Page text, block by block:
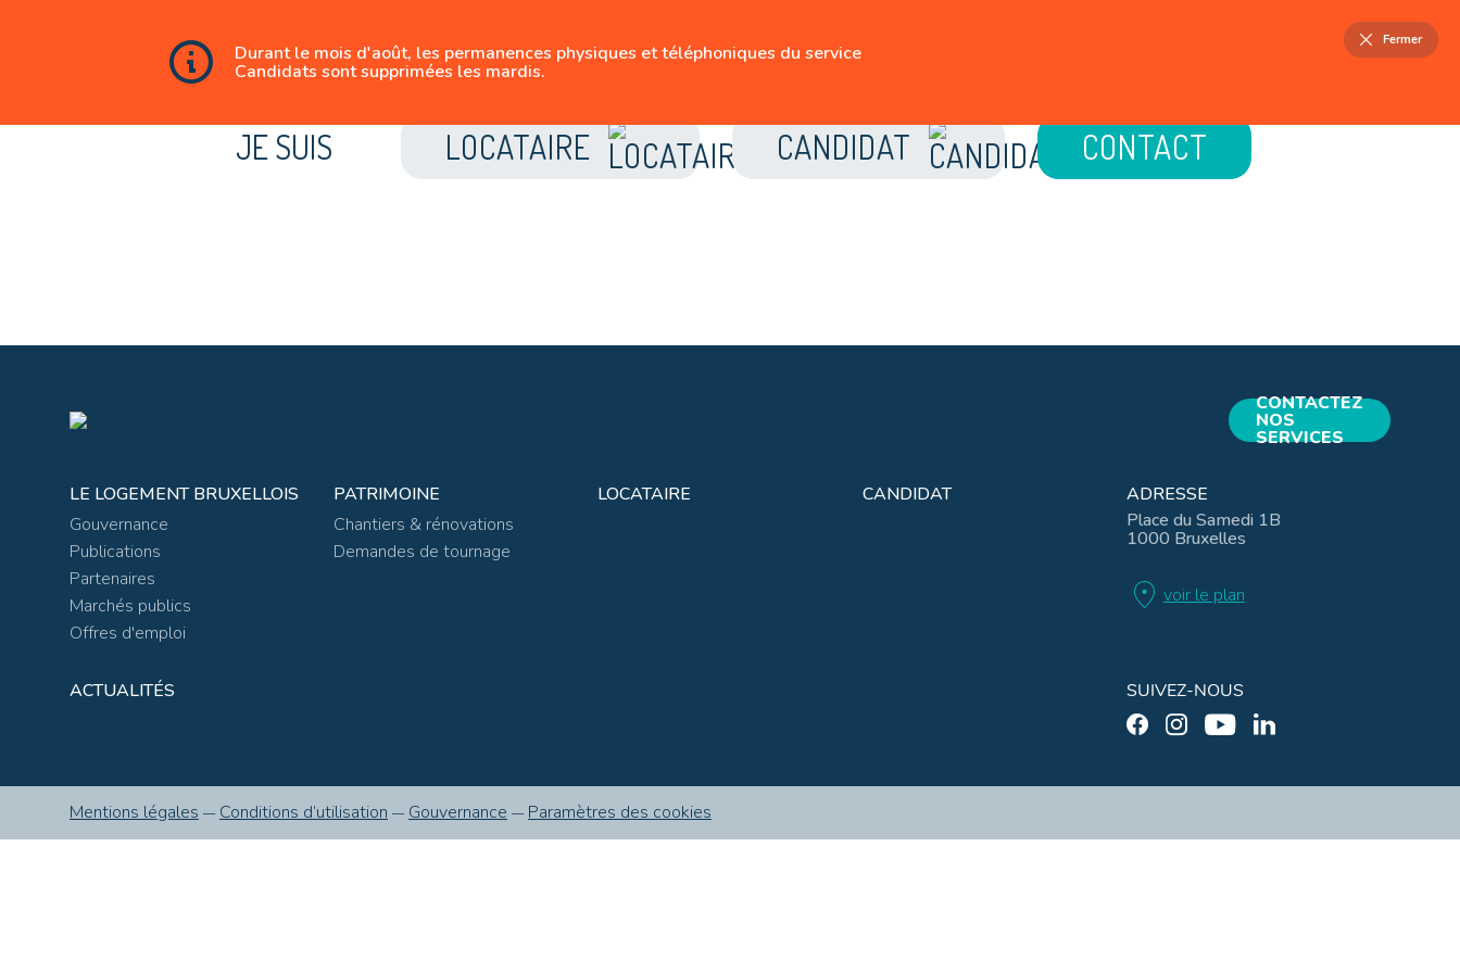
Durant le mois d'août, les permanences physiques et téléphoniques du service
Candidats sont supprimées les mardis.
Fermer
JE SUIS LOCATAIRE CANDIDAT CONTACT
CONTACTEZ
NOS
SERVICES
LE LOGEMENT BRUXELLOIS
Gouvernance
Publications
Partenaires
Marchés publics
Offres d'emploi
PATRIMOINE
Chantiers & rénovations
Demandes de tournage
LOCATAIRE CANDIDAT
ADRESSE
Place du Samedi 1B
1000 Bruxelles
location_on voir le plan
SUIVEZ-NOUS
ACTUALITÉS
Mentions légales Conditions d’utilisation Gouvernance Paramètres des cookies